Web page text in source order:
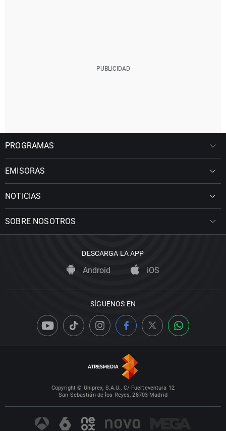
PROGRAMAS
EMISORAS
NOTICIAS
SOBRE NOSOTROS
DESCARGA LA APP
Android iOS
SÍGUENOS EN
Copyright © Uniprex, S.A.U., C/ Fuerteventura 12
San Sebastián de los Reyes, 28703 Madrid